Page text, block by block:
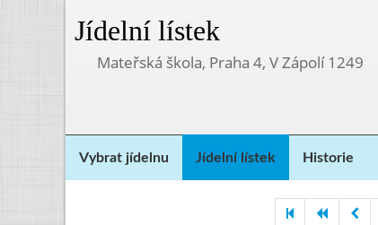
Jídelní lístek
Mateřská škola, Praha 4, V Zápolí 1249
Vybrat jídelnu Jídelní lístek Historie